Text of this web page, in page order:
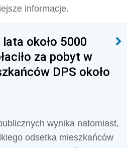
informacje.
około 5000
za pobyt w
DPS około
wynika natomiast,
odsetka mieszkańców